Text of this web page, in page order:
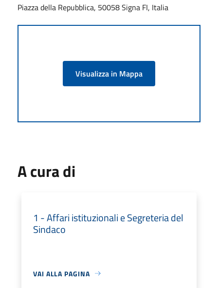
Piazza della Repubblica, 50058 Signa FI, Italia
Visualizza in Mappa
A cura di
1 - Affari istituzionali e Segreteria del
Sindaco
VAI ALLA PAGINA